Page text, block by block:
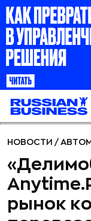
НОВОСТИ /
рынок